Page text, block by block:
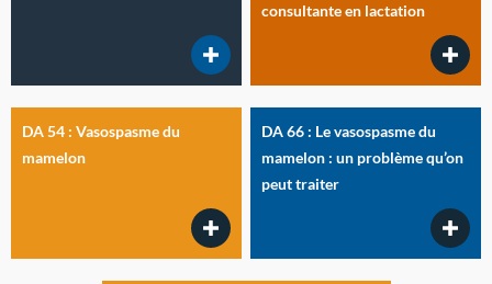
consultante en lactation
DA 54 : Vasospasme du
mamelon
DA 66 : Le vasospasme du
mamelon : un problème qu’on
peut traiter